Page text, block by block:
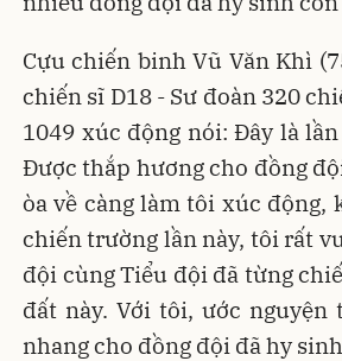
Cựu chiến binh Vũ Văn Khì
chiến sĩ D18 - Sư đoàn 320
1049 xúc động nói: Đây là
Được thắp hương cho đồng
òa về càng làm tôi xúc
chiến trường lần này, tôi rất
đội cùng Tiểu đội đã từng
đất này. Với tôi, ước
nhang cho đồng đội đã hy